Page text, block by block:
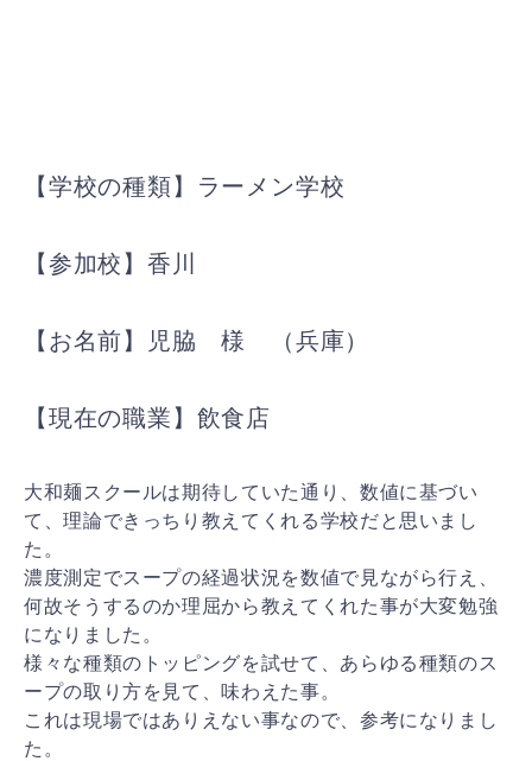
【学校の種類】ラーメン学校
【参加校】香川
【お名前】児脇 様 （兵庫）
【現在の職業】飲食店
大和麺スクールは期待していた通り、数値に基づい
て、理論できっちり教えてくれる学校だと思いまし
た。
濃度測定でスープの経過状況を数値で見ながら行え、
何故そうするのか理屈から教えてくれた事が大変勉強
になりました。
様々な種類のトッピングを試せて、あらゆる種類のス
ープの取り方を見て、味わえた事。
これは現場ではありえない事なので、参考になりまし
た。